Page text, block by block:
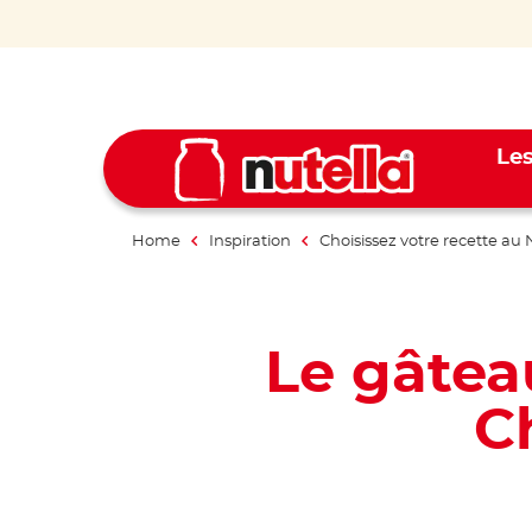
Home Inspiration Choisissez votre recette au
Le